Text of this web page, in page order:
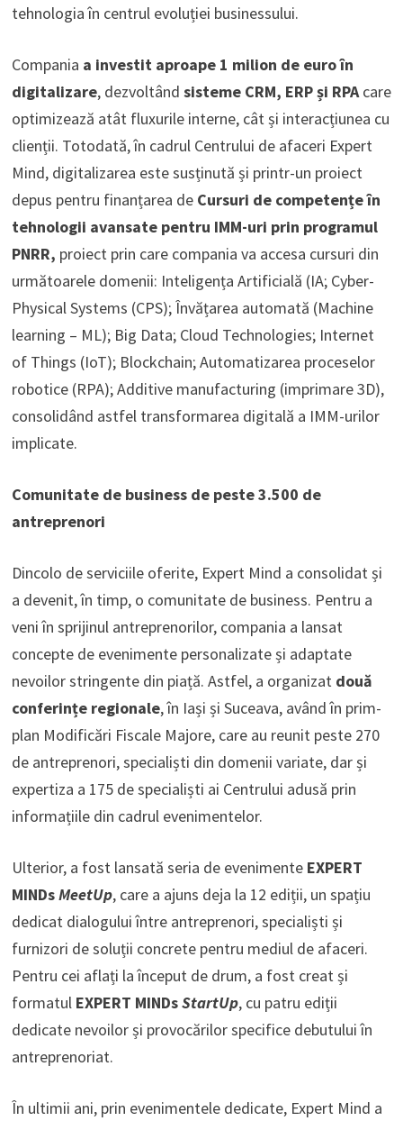
tehnologia în centrul evoluției businessului.
Compania a investit aproape 1 milion de euro în
digitalizare, dezvoltând sisteme CRM, ERP și RPAcare
optimizează atât fluxurile interne, cât și interacțiunea cu
clienții. Totodată, în cadrul Centrului de afaceri Expert
Mind, digitalizarea este susținută și printr-un proiect
depus pentru finanțarea de Cursuri de competențe în
tehnologii avansate pentru IMM-uri prin programul
PNRR, proiect prin care compania va accesa cursuri din
următoarele domenii: Inteligența Artificială (IA; Cyber-
Physical Systems (CPS); Învățarea automată (Machine
learning – ML); Big Data; Cloud Technologies; Internet
of Things (IoT); Blockchain; Automatizarea proceselor
robotice (RPA); Additive manufacturing (imprimare 3D),
consolidând astfel transformarea digitală a IMM-urilor
implicate.
Comunitate de business de peste 3.500 de
antreprenori
Dincolo de serviciile oferite, Expert Mind a consolidat și
a devenit, în timp, o comunitate de business. Pentru a
veni în sprijinul antreprenorilor, compania a lansat
concepte de evenimente personalizate și adaptate
nevoilor stringente din piață. Astfel, a organizat două
conferințe regionale, în Iași și Suceava, având în prim-
plan Modificări Fiscale Majore, care au reunit peste 270
de antreprenori, specialiști din domenii variate, dar și
expertiza a 175 de specialiști ai Centrului adusă prin
informațiile din cadrul evenimentelor.
Ulterior, a fost lansată seria de evenimente EXPERT
MINDsMeetUp, care a ajuns deja la 12 ediții, un spațiu
dedicat dialogului între antreprenori, specialiști și
furnizori de soluții concrete pentru mediul de afaceri.
Pentru cei aflați la început de drum, a fost creat și
formatul EXPERT MINDsStartUp, cu patru ediții
dedicate nevoilor și provocărilor specifice debutului în
antreprenoriat.
În ultimii ani, prin evenimentele dedicate, Expert Mind a